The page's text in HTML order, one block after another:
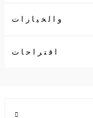
والخيارات
اقتراحات